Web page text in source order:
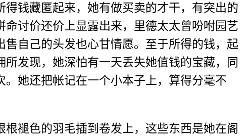
钱藏匿起来，她有做买卖的才干，有突出的
讨价还价上显露出来，里德太太曾吩咐园艺
自己的头发也心甘情愿。至于所得的钱，起
发现，她深怕有一天丢失她值钱的宝藏，同
她还把帐记在一个小本子上，算得分毫不
褪色的羽毛插到卷发上，这些东西是她在阁